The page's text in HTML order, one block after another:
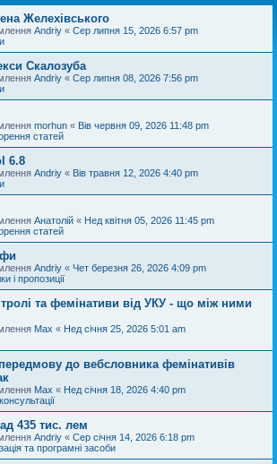
Желехівського
Andriy « Сер липня 15, 2026 6:57 pm
Скалозуба
Andriy « Сер липня 08, 2026 7:56 pm
morhun « Вів червня 09, 2026 11:48 pm
статей
6.8
Andriy « Вів травня 12, 2026 4:40 pm
Анатолій « Нед квітня 05, 2026 11:45 pm
статей
Andriy « Чет березня 26, 2026 4:09 pm
і пропозиції
тролі та фемінативи від УКУ - що між ними
Max « Нед січня 25, 2026 5:01 am
до вебсловника фемінативів
Max « Нед січня 18, 2026 4:40 pm
435 тис. лем
Andriy « Сер січня 14, 2026 6:18 pm
та програмні засоби